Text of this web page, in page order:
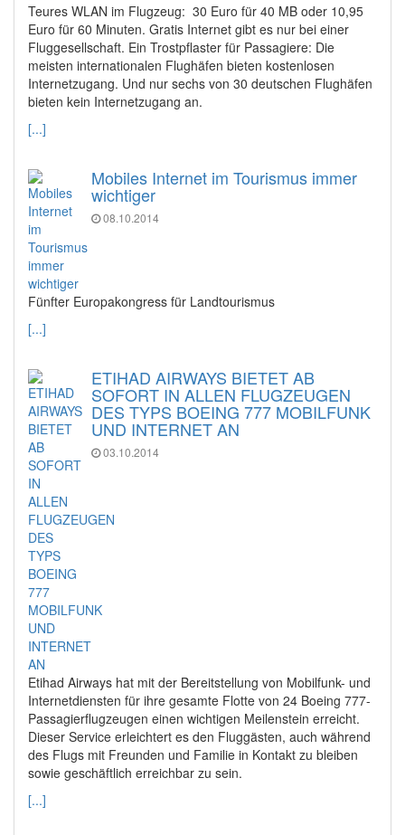
Teures WLAN im Flugzeug: 30 Euro für 40 MB oder 10,95
Euro für 60 Minuten. Gratis Internet gibt es nur bei einer
Fluggesellschaft. Ein Trostpflaster für Passagiere: Die
meisten internationalen Flughäfen bieten kostenlosen
Internetzugang. Und nur sechs von 30 deutschen Flughäfen
bieten kein Internetzugang an.
[...]
Mobiles Internet im Tourismus immer
wichtiger
08.10.2014
Fünfter Europakongress für Landtourismus
[...]
ETIHAD AIRWAYS BIETET AB
SOFORT IN ALLEN FLUGZEUGEN
DES TYPS BOEING 777 MOBILFUNK
UND INTERNET AN
03.10.2014
Etihad Airways hat mit der Bereitstellung von Mobilfunk- und
Internetdiensten für ihre gesamte Flotte von 24 Boeing 777-
Passagierflugzeugen einen wichtigen Meilenstein erreicht.
Dieser Service erleichtert es den Fluggästen, auch während
des Flugs mit Freunden und Familie in Kontakt zu bleiben
sowie geschäftlich erreichbar zu sein.
[...]